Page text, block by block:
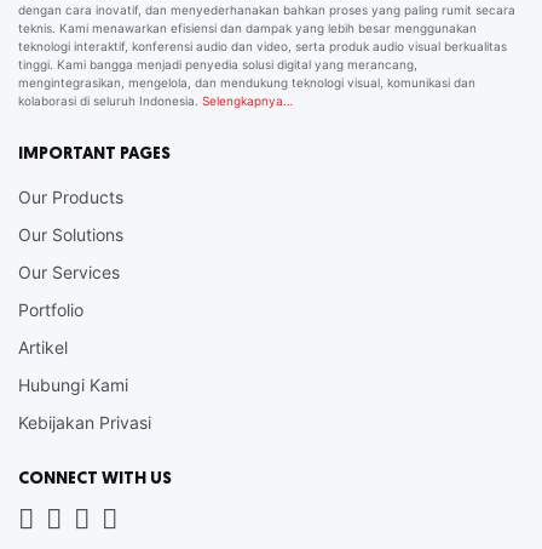
dengan cara inovatif, dan menyederhanakan bahkan proses yang paling rumit secara
teknis. Kami menawarkan efisiensi dan dampak yang lebih besar menggunakan
teknologi interaktif, konferensi audio dan video, serta produk audio visual berkualitas
tinggi. Kami bangga menjadi penyedia solusi digital yang merancang,
mengintegrasikan, mengelola, dan mendukung teknologi visual, komunikasi dan
kolaborasi di seluruh Indonesia. Selengkapnya…
IMPORTANT PAGES
Our Products
Our Solutions
Our Services
Portfolio
Artikel
Hubungi Kami
Kebijakan Privasi
CONNECT WITH US